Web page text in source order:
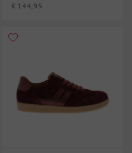
€ 144,95